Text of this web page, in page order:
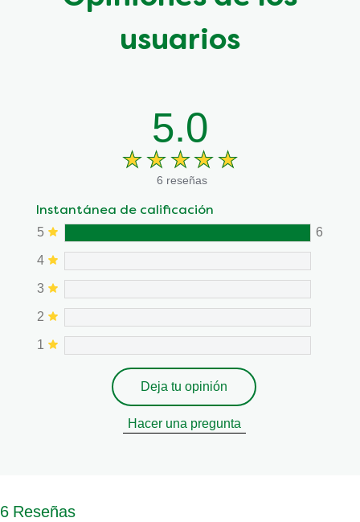
usuarios
5.0
6 reseñas
Instantánea de calificación
5 6
4
3
2
1
Deja tu opinión
Hacer una pregunta
6 Reseñas